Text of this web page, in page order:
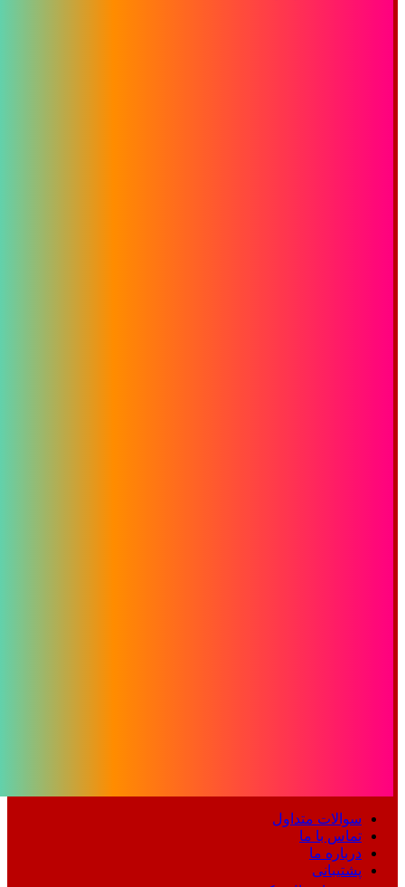
سوالات متداول
تماس با ما
درباره ما
پشتیبانی